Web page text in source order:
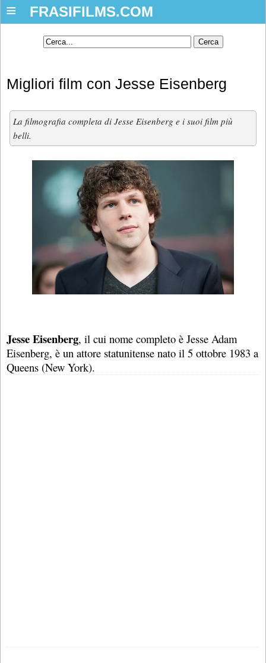
FRASIFILMS.COM
≡
Migliori film con Jesse Eisenberg
La filmografia completa di Jesse Eisenberg e i suoi film più
belli.
Jesse Eisenberg, il cui nome completo è Jesse Adam
Eisenberg, è un attore statunitense nato il 5 ottobre 1983 a
Queens (New York).